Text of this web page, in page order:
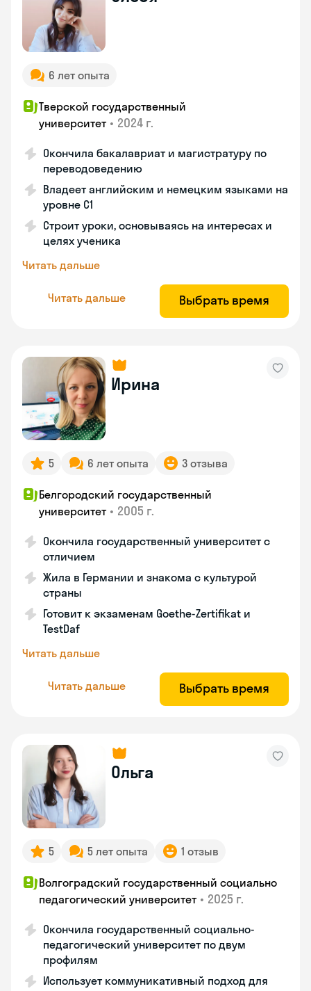
6 лет опыта
Тверской государственный
университет • 2024 г.
Окончила бакалавриат и магистратуру по
переводоведению
Владеет английским и немецким языками на
уровне C1
Строит уроки, основываясь на интересах и
целях ученика
Читать дальше
Читать дальше Выбрать время
Ирина
5 6 лет опыта 3 отзыва
Белгородский государственный
университет • 2005 г.
Окончила государственный университет с
отличием
Жила в Германии и знакома с культурой
страны
Готовит к экзаменам Goethe-Zertifikat и
TestDaf
Читать дальше
Читать дальше Выбрать время
Ольга
5 5 лет опыта 1 отзыв
Волгоградский государственный социально
педагогический университет • 2025 г.
Окончила государственный социально-
педагогический университет по двум
профилям
Использует коммуникативный подход для